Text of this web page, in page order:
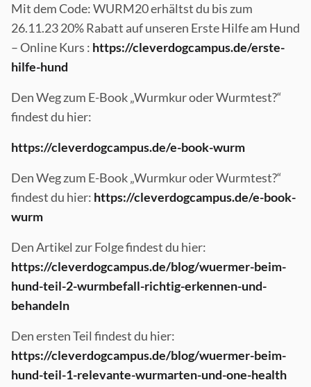
Mit dem Code: WURM20 erhältst du bis zum
26.11.23 20% Rabatt auf unseren Erste Hilfe am Hund
– Online Kurs : https://cleverdogcampus.de/erste-
hilfe-hund
Den Weg zum E-Book „Wurmkur oder Wurmtest?“
findest du hier:
https://cleverdogcampus.de/e-book-wurm
Den Weg zum E-Book „Wurmkur oder Wurmtest?“
findest du hier: https://cleverdogcampus.de/e-book-
wurm
Den Artikel zur Folge findest du hier:
https://cleverdogcampus.de/blog/wuermer-beim-
hund-teil-2-wurmbefall-richtig-erkennen-und-
behandeln
Den ersten Teil findest du hier:
https://cleverdogcampus.de/blog/wuermer-beim-
hund-teil-1-relevante-wurmarten-und-one-health